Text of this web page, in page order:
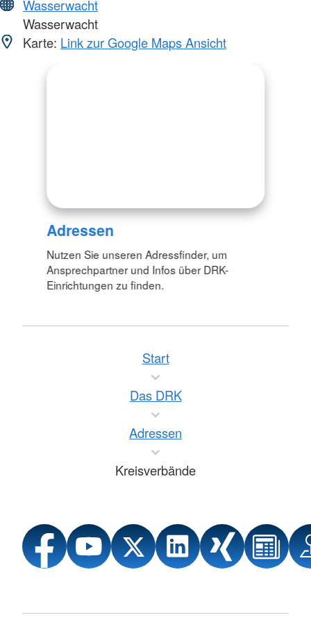
Wasserwacht
Wasserwacht
Karte: Link zur Google Maps Ansicht
Adressen
Nutzen Sie unseren Adressfinder, um
Ansprechpartner und Infos über DRK-
Einrichtungen zu finden.
Start
Das DRK
Adressen
Kreisverbände